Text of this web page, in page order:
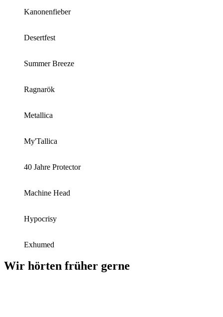
Kanonenfieber
Desertfest
Summer Breeze
Ragnarök
Metallica
My'Tallica
40 Jahre Protector
Machine Head
Hypocrisy
Exhumed
Wir hörten früher gerne